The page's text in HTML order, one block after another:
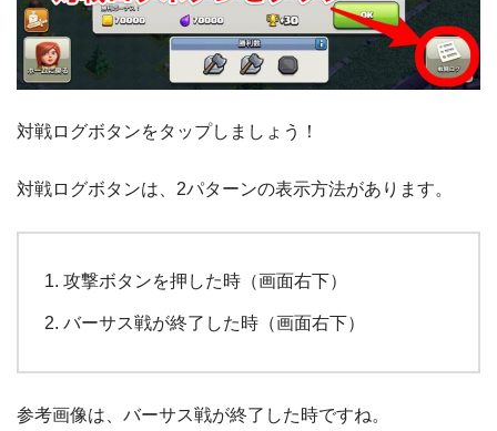
対戦ログボタンをタップしましょう！
対戦ログボタンは、2パターンの表示方法があります。
攻撃ボタンを押した時（画面右下）
バーサス戦が終了した時（画面右下）
参考画像は、バーサス戦が終了した時ですね。